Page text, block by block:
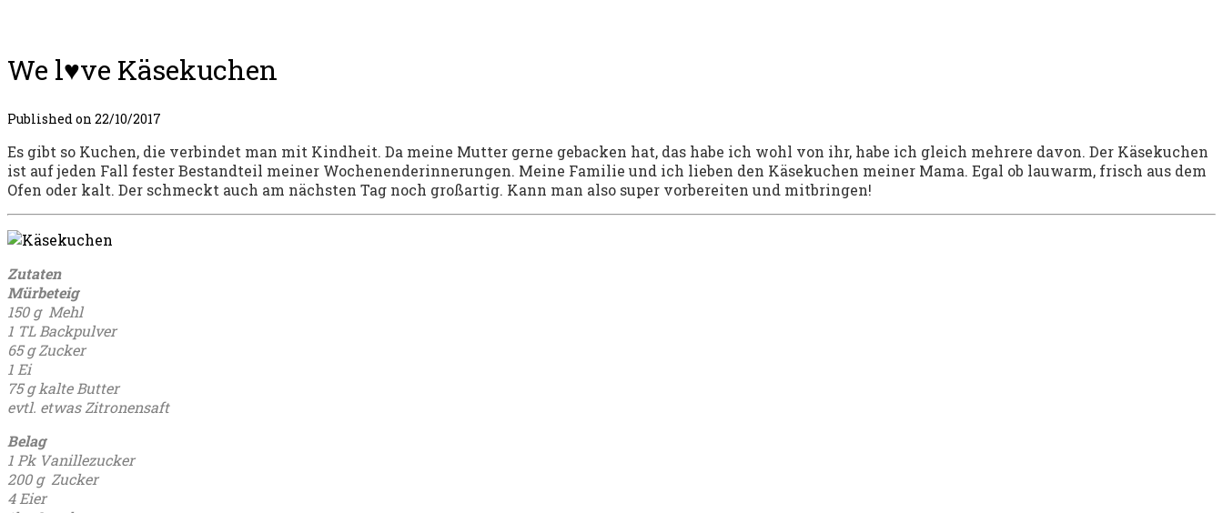
We l♥ve Käsekuchen
Published on 22/10/2017
Es gibt so Kuchen, die verbindet man mit Kindheit. Da meine Mutter gerne gebacken hat, das habe ich wohl von ihr, habe ich gleich mehrere davon. Der Käsekuchen
ist auf jeden Fall fester Bestandteil meiner Wochenenderinnerungen. Meine Familie und ich lieben den Käsekuchen meiner Mama. Egal ob lauwarm, frisch aus dem
Ofen oder kalt. Der schmeckt auch am nächsten Tag noch großartig. Kann man also super vorbereiten und mitbringen!
Zutaten
Mürbeteig
150 g Mehl
1 TL Backpulver
65 g Zucker
1 Ei
75 g kalte Butter
evtl. etwas Zitronensaft
Belag
1 Pk Vanillezucker
200 g Zucker
4 Eier